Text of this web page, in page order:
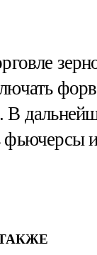
В
фьючерсы